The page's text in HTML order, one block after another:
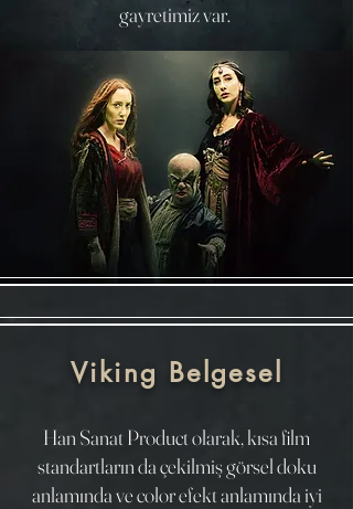
gayretimiz var.
Viking Belgesel
Han Sanat Product olarak, kısa film
standartların da çekilmiş görsel doku
anlamında ve color efekt anlamında iyi